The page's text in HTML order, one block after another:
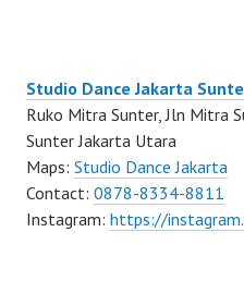
Studio Dance Jakarta
Ruko Mitra Sunter, Jln Mitra
Sunter Jakarta Utara
Maps: Studio Dance Jakarta
Contact: 0878-8334-8811
Instagram: https://